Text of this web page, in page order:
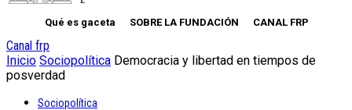
Qué es gaceta SOBRE LA FUNDACIÓN CANAL FRP
Canal frp
Inicio Sociopolítica Democracia y libertad en tiempos de
posverdad
Sociopolítica